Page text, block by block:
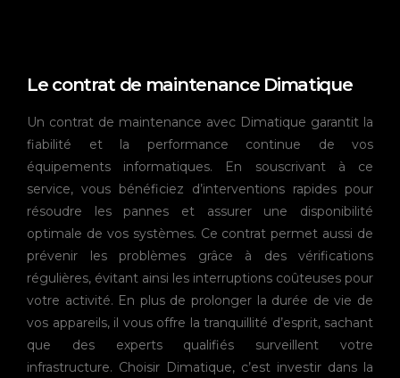
Le contrat de maintenance Dimatique
Un contrat de maintenance avec Dimatique garantit la
fiabilité et la performance continue de vos
équipements informatiques. En souscrivant à ce
service, vous bénéficiez d’interventions rapides pour
résoudre les pannes et assurer une disponibilité
optimale de vos systèmes. Ce contrat permet aussi de
prévenir les problèmes grâce à des vérifications
régulières, évitant ainsi les interruptions coûteuses pour
votre activité. En plus de prolonger la durée de vie de
vos appareils, il vous offre la tranquillité d’esprit, sachant
que des experts qualifiés surveillent votre
infrastructure. Choisir Dimatique, c’est investir dans la